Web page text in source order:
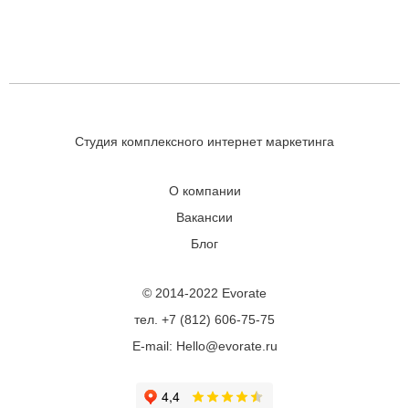
Студия комплексного интернет маркетинга
О компании
Вакансии
Блог
© 2014-2022 Evorate
тел. +7 (812) 606-75-75
E-mail: Hello@evorate.ru